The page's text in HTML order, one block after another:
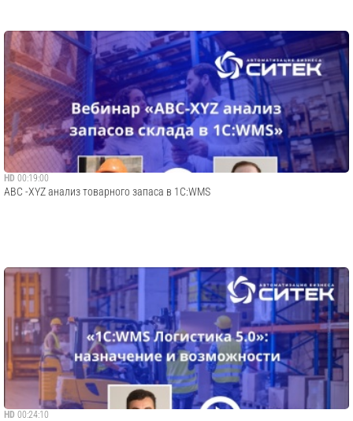
HD 00:19:00
АВС -XYZ анализ товарного запаса в 1С:WMS
HD 00:24:10